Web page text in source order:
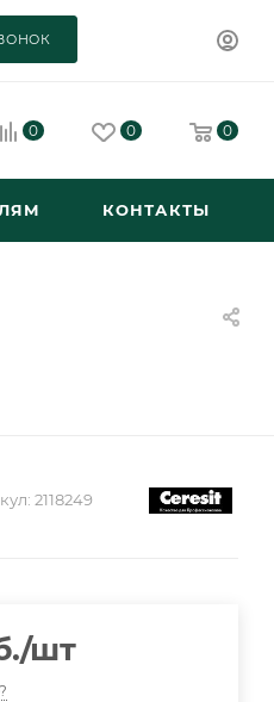
0 0 0
КОНТАКТЫ
2118249
/шт